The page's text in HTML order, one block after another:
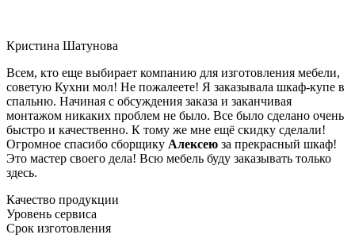
Кристина Шатунова
Всем, кто еще выбирает компанию для изготовления мебели,
советую Кухни мол! Не пожалеете! Я заказывала шкаф-купе в
спальню. Начиная с обсуждения заказа и заканчивая
монтажом никаких проблем не было. Все было сделано очень
быстро и качественно. К тому же мне ещё скидку сделали!
Огромное спасибо сборщику Алексею за прекрасный шкаф!
Это мастер своего дела! Всю мебель буду заказывать только
здесь.
Качество продукции
Уровень сервиса
Срок изготовления